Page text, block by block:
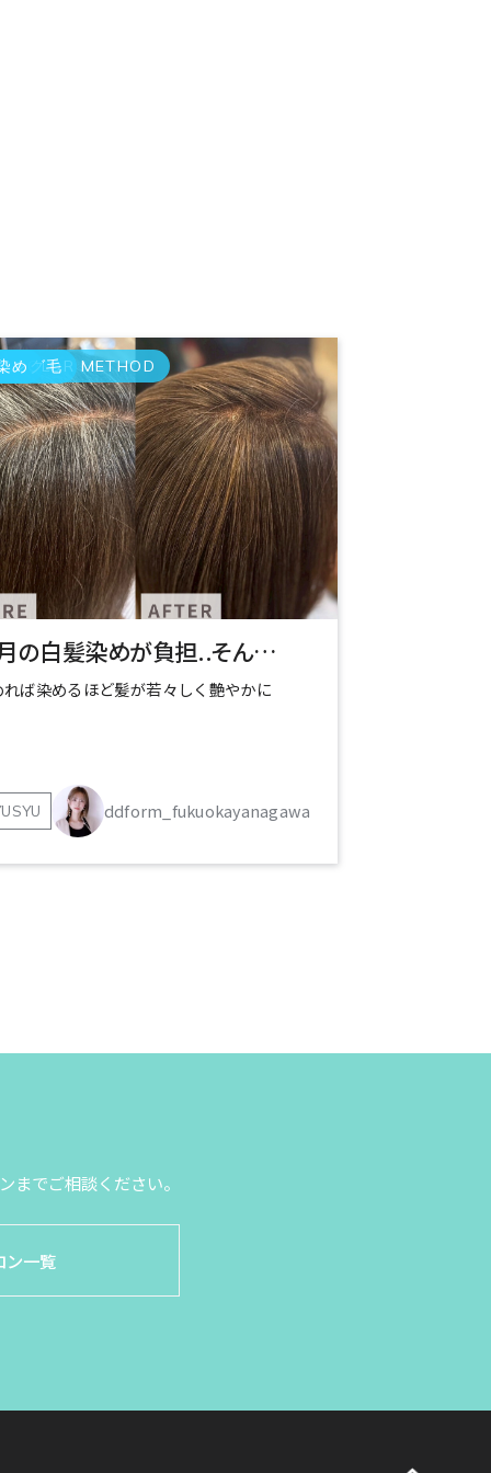
COLOR METHOD
ング毛
め
毎月の白髪染めが負担..そんなあなたに新しい選択肢を
ば染めるほど髪が若々しく艶やかに
ddform_fukuokayanagawa
までご相談ください。
ン一覧